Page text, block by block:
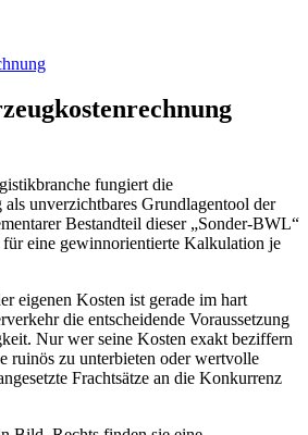
fungiert die
als unverzichtbares Grundlagentool der
Bestandteil dieser „Sonder-BWL“
für eine gewinnorientierte Kalkulation je
eigenen Kosten ist gerade im hart
die entscheidende Voraussetzung
Nur wer seine Kosten exakt beziffern
ruinös zu unterbieten oder wertvolle
Frachtsätze an die Konkurrenz